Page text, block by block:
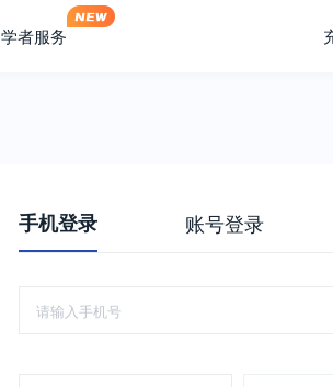
学者服务
手机登录 账号登录